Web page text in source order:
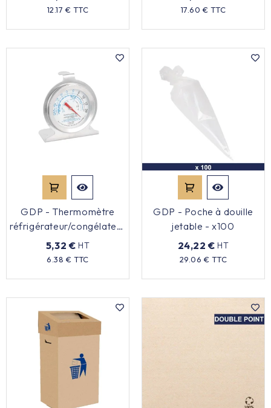
12.17 € TTC
Prix 17.60 € TTC
Prix
GDP - Thermomètre
réfrigérateur/congélateur
à cadran
5,32 € HT
6.38 € TTC
Prix
GDP - Poche à douille
jetable - x100
24,22 € HT
29.06 € TTC
Prix